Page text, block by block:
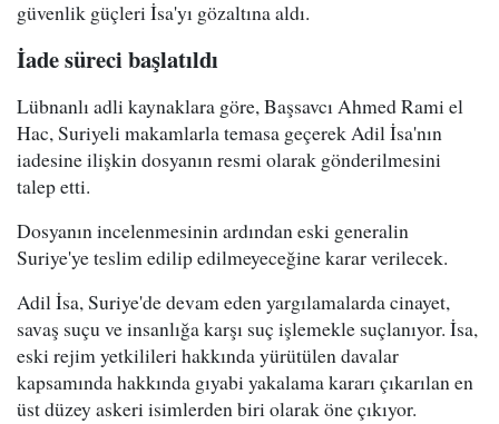
güvenlik güçleri İsa'yı gözaltına aldı.
İade süreci başlatıldı
Lübnanlı adli kaynaklara göre, Başsavcı Ahmed Rami el
Hac, Suriyeli makamlarla temasa geçerek Adil İsa'nın
iadesine ilişkin dosyanın resmi olarak gönderilmesini
talep etti.
Dosyanın incelenmesinin ardından eski generalin
Suriye'ye teslim edilip edilmeyeceğine karar verilecek.
Adil İsa, Suriye'de devam eden yargılamalarda cinayet,
savaş suçu ve insanlığa karşı suç işlemekle suçlanıyor. İsa,
eski rejim yetkilileri hakkında yürütülen davalar
kapsamında hakkında gıyabi yakalama kararı çıkarılan en
üst düzey askeri isimlerden biri olarak öne çıkıyor.